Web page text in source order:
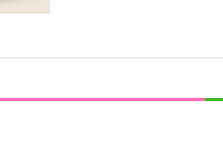
не является